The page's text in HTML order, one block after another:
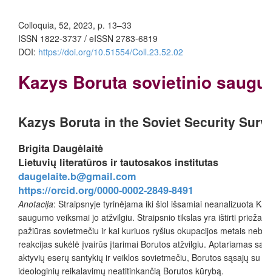
Colloquia, 52, 2023, p. 13–33
ISSN 1822-3737 / eISSN 2783-6819
DOI: https://doi.org/10.51554/Coll.23.52.02
Kazys Boruta sovietinio
Kazys Boruta in the Soviet Security
Brigita Daugėlaitė
Lietuvių literatūros ir tautosakos institutas
daugelaite.b@gmail.com
https://orcid.org/0000-0002-2849-8491
Anotacija: Straipsnyje tyrinėjama iki šiol išsamiai neanalizuota
saugumo veiksmai jo atžvilgiu. Straipsnio tikslas yra ištirti
pažiūras sovietmečiu ir kai kuriuos ryšius okupacijos metais
reakcijas sukėlė įvairūs įtarimai Borutos atžvilgiu. Aptariamas
aktyvių eserų santykių ir veiklos sovietmečiu, Borutos sąsajų
ideologinių reikalavimų neatitinkančią Borutos kūrybą.